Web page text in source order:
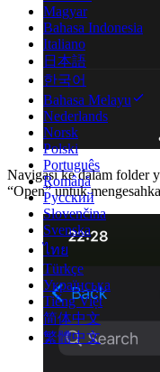
Magyar
Bahasa Indonesia
Italiano
日本語
한국어
Bahasa Melayu
Nederlands
Norsk
Polski
Português
Română
Русский
Slovenčina
Svenska
ไทย
Türkçe
Українська
Tiếng Việt
简体中文
繁體中文
Navigasi ke dalam folder
“Open” untuk